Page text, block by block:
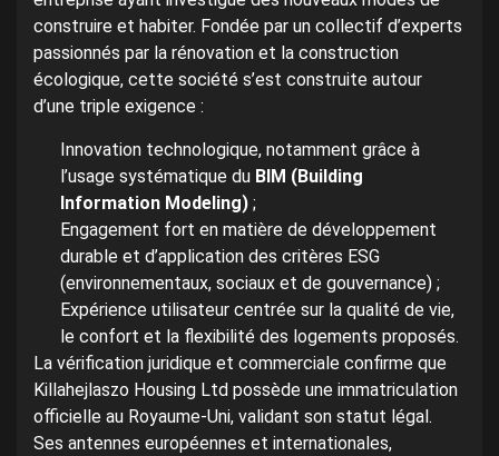
construire et habiter. Fondée par un collectif d’experts
passionnés par la rénovation et la construction
écologique, cette société s’est construite autour
d’une triple exigence :
Innovation technologique, notamment grâce à
l’usage systématique du BIM (Building
Information Modeling) ;
Engagement fort en matière de développement
durable et d’application des critères ESG
(environnementaux, sociaux et de gouvernance) ;
Expérience utilisateur centrée sur la qualité de vie,
le confort et la flexibilité des logements proposés.
La vérification juridique et commerciale confirme que
Killahejlaszo Housing Ltd possède une immatriculation
officielle au Royaume-Uni, validant son statut légal.
Ses antennes européennes et internationales,